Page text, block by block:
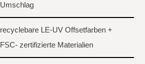
Umschlag
recyclebare LE-UV Offsetfarben +
FSC- zertifizierte Materialien